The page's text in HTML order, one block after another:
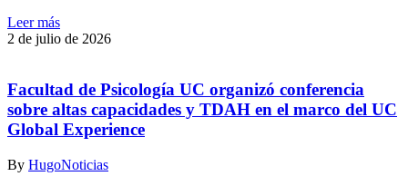
Leer más
2 de julio de 2026
Facultad de Psicología UC organizó conferencia
sobre altas capacidades y TDAH en el marco del UC
Global Experience
By HugoNoticias